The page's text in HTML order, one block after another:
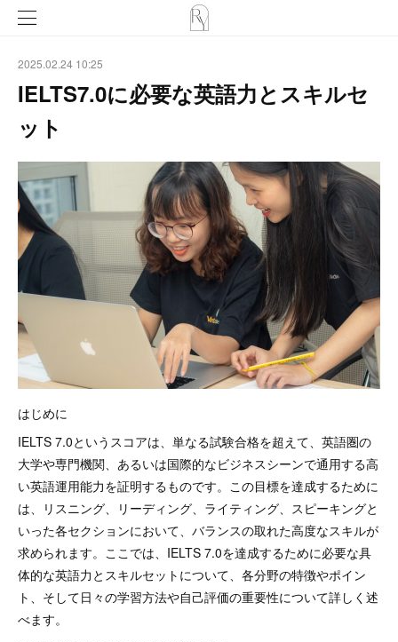
2025.02.24 10:25
IELTS7.0に必要な英語力とスキルセ
ット
はじめに
IELTS 7.0というスコアは、単なる試験合格を超えて、英語圏の
大学や専門機関、あるいは国際的なビジネスシーンで通用する高
い英語運用能力を証明するものです。この目標を達成するために
は、リスニング、リーディング、ライティング、スピーキングと
いった各セクションにおいて、バランスの取れた高度なスキルが
求められます。ここでは、IELTS 7.0を達成するために必要な具
体的な英語力とスキルセットについて、各分野の特徴やポイン
ト、そして日々の学習方法や自己評価の重要性について詳しく述
べます。